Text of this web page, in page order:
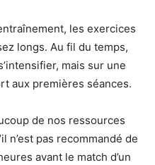
les exercices
longs. Au fil du temps,
mais sur une
aux premières séances.
de nos ressources
n’est pas recommandé de
avant le match d’un